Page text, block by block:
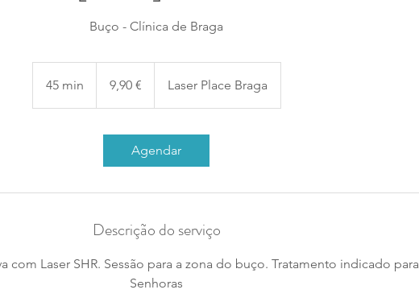
Buço - Clínica de Braga
45 min 9,90 € Laser Place Braga
Agendar
Descrição do serviço
com Laser SHR. Sessão para a zona do buço. Tratamento indicado para
Senhoras